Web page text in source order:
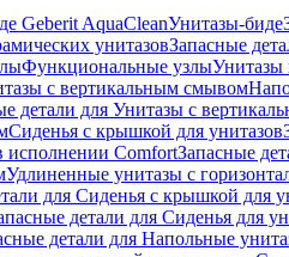
Geberit AquaCleanУнитазы-биде
унитазовЗапасные
Функциональные узлыУнитазы
с вертикальным смывом
детали для Унитазы с
Сиденья с крышкой для унитазов
исполнении ComfortЗапасные
Удлиненные унитазы с
для Сиденья с крышкой для
детали для Сиденья для
детали для Напольные